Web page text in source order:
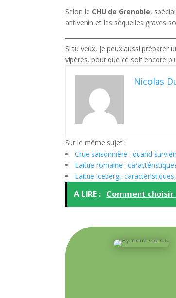
Selon le CHU de Grenoble,
antivenin et les séquelles graves
Si tu veux, je peux aussi préparer
vipères, pour que ce soit encore
Nicolas
Sur le même sujet :
Crue saisonnière : quand
Laitue romaine :
Laitue iceberg :
A LIRE : Comment choisir